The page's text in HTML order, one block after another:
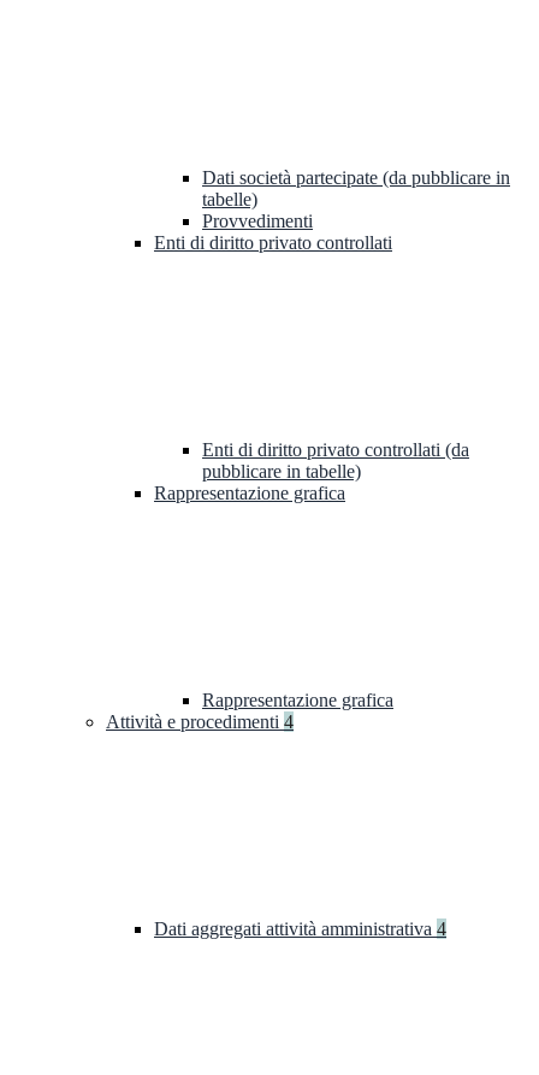
Dati società partecipate (da pubblicare in
tabelle)
Provvedimenti
Enti di diritto privato controllati
Enti di diritto privato controllati (da
pubblicare in tabelle)
Rappresentazione grafica
Rappresentazione grafica
Attività e procedimenti 4
Dati aggregati attività amministrativa 4